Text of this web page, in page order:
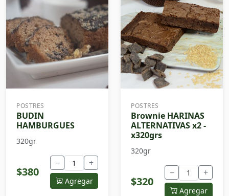
POSTRES
BUDIN
HAMBURGUES
320gr
$380
− +
Agregar
POSTRES
Brownie HARINAS
ALTERNATIVAS x2 -
x320grs
320gr
$320
− +
Agregar